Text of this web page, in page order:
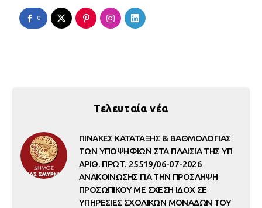
0
Τελευταία νέα
ΠΙΝΑΚΕΣ ΚΑΤΑΤΑΞΗΣ & ΒΑΘΜΟΛΟΓΙΑΣ
ΤΩΝ ΥΠΟΨΗΦΙΩΝ ΣΤΑ ΠΛΑΙΣΙΑ ΤΗΣ ΥΠ
ΑΡΙΘ. ΠΡΩΤ. 25519/06-07-2026
ΑΝΑΚΟΙΝΩΣΗΣ ΓΙΑ ΤΗΝ ΠΡΟΣΛΗΨΗ
ΠΡΟΣΩΠΙΚΟΥ ΜΕ ΣΧΕΣΗ ΙΔΟΧ ΣΕ
ΥΠΗΡΕΣΙΕΣ ΣΧΟΛΙΚΩΝ ΜΟΝΑΔΩΝ ΤΟΥ